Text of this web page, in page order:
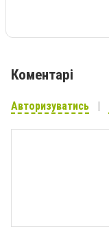
Коментарі
Авторизуватись